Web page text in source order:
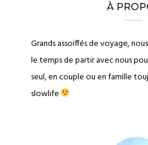
À
Grands assoiffés de voyage,
le temps de partir avec nous
seul, en couple ou en famille
slowlife